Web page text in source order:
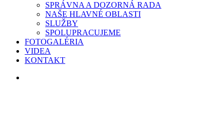
SPRÁVNA A DOZORNÁ RADA
NAŠE HLAVNÉ OBLASTI
SLUŽBY
SPOLUPRACUJEME
FOTOGALÉRIA
VIDEA
KONTAKT